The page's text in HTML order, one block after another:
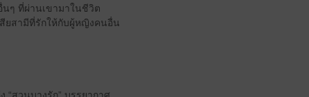
นๆ ที่ผ่านเขามาในชีวิต
สียสามีที่รักให้กับผู้หญิงคนอื่น